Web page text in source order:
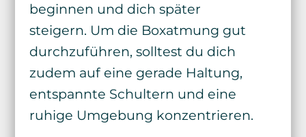
beginnen und dich später
steigern. Um die Boxatmung gut
durchzuführen, solltest du dich
zudem auf eine gerade Haltung,
entspannte Schultern und eine
ruhige Umgebung konzentrieren.